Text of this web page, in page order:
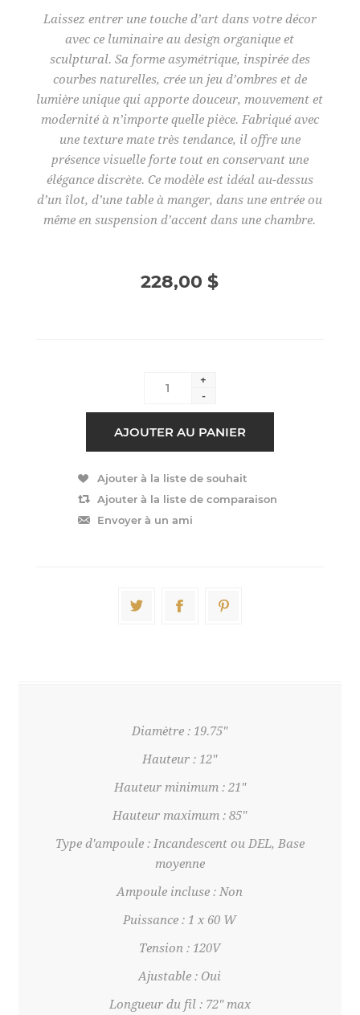
Laissez entrer une touche d’art dans votre décor
avec ce luminaire au design organique et
sculptural. Sa forme asymétrique, inspirée des
courbes naturelles, crée un jeu d’ombres et de
lumière unique qui apporte douceur, mouvement et
modernité à n’importe quelle pièce. Fabriqué avec
une texture mate très tendance, il offre une
présence visuelle forte tout en conservant une
élégance discrète. Ce modèle est idéal au-dessus
d’un îlot, d’une table à manger, dans une entrée ou
même en suspension d’accent dans une chambre.
228,00 $
+
-
Diamètre : 19.75"
Hauteur : 12"
Hauteur minimum : 21"
Hauteur maximum : 85"
Type d'ampoule : Incandescent ou DEL, Base
moyenne
Ampoule incluse : Non
Puissance : 1 x 60 W
Tension : 120V
Ajustable : Oui
Longueur du fil : 72" max